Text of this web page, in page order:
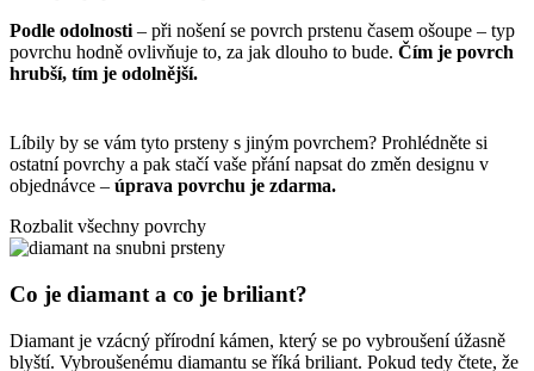
Podle odolnosti– při nošení se povrch prstenu časem ošoupe – typ
povrchu hodně ovlivňuje to, za jak dlouho to bude. Čím je povrch
hrubší, tím je odolnější.
Líbily by se vám tyto prsteny s jiným povrchem? Prohlédněte si
ostatní povrchy a pak stačí vaše přání napsat do změn designu v
objednávce – úprava povrchu je zdarma.
Rozbalit všechny povrchy
Co je diamant a co je briliant?
Diamant je vzácný přírodní kámen, který se po vybroušení úžasně
blyští. Vybroušenému diamantu se říká briliant. Pokud tedy čtete, že